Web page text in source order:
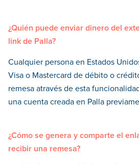
¿Quién puede enviar dinero del
link de Palla?
Cualquier persona en Estados
Visa o Mastercard de débito o
remesa através de esta
una cuenta creada en Palla
¿Cómo se genera y comparte el
recibir una remesa?